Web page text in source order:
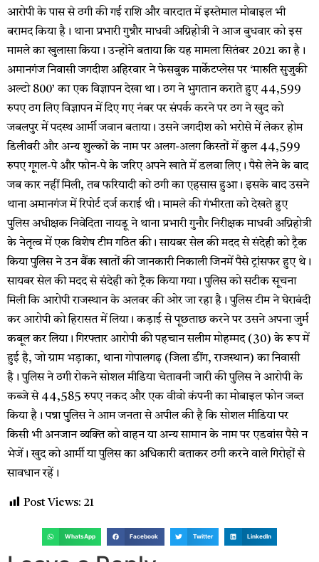
आरोपी के पास से ठगी की गई राशि और वारदात में इस्तेमाल मोबाइल भी
बरामद किया है। थाना प्रभारी गुन्नौर माधवी अग्निहोत्री ने आज बुधवार को इस
मामले का खुलासा किया। उन्होंने बताया कि यह मामला सितंबर 2021 का है।
अमानगंज निवासी जगदीश अहिरवार ने फेसबुक मार्केटप्लेस पर ‘मारुति सुजुकी
अल्टो 800’ का एक विज्ञापन देखा था। ठग ने भुगतान कराते हुए 44,599
रुपए ठग लिए विज्ञापन में दिए गए नंबर पर संपर्क करने पर ठग ने खुद को
जबलपुर में पदस्थ आर्मी जवान बताया। उसने जगदीश को भरोसे में लेकर होम
डिलीवरी और अन्य शुल्कों के नाम पर अलग-अलग किस्तों में कुल 44,599
रुपए गूगल-पे और फोन-पे के जरिए अपने खाते में डलवा लिए। पैसे लेने के बाद
जब कार नहीं मिली, तब फरियादी को ठगी का एहसास हुआ। इसके बाद उसने
थाना अमानगंज में रिपोर्ट दर्ज कराई थी। मामले की गंभीरता को देखते हुए
पुलिस अधीक्षक निवेदिता नायडू ने थाना प्रभारी गुनौर निरीक्षक माधवी अग्निहोत्री
के नेतृत्व में एक विशेष टीम गठित की। सायबर सेल की मदद से संदेही को ट्रैक
किया पुलिस ने उन बैंक खातों की जानकारी निकाली जिनमें पैसे ट्रांसफर हुए थे।
सायबर सेल की मदद से संदेही को ट्रैक किया गया। पुलिस को सटीक सूचना
मिली कि आरोपी राजस्थान के अलवर की ओर जा रहा है। पुलिस टीम ने घेराबंदी
कर आरोपी को हिरासत में लिया। कड़ाई से पूछताछ करने पर उसने अपना जुर्म
कबूल कर लिया। गिरफ्तार आरोपी की पहचान सलीम मोहम्मद (30) के रूप में
हुई है, जो ग्राम भड़ाका, थाना गोपालगढ़ (जिला डींग, राजस्थान) का निवासी
है। पुलिस ने ठगी रोकने सोशल मीडिया चेतावनी जारी की पुलिस ने आरोपी के
कब्जे से 44,585 रुपए नकद और एक वीवो कंपनी का मोबाइल फोन जब्त
किया है। पन्ना पुलिस ने आम जनता से अपील की है कि सोशल मीडिया पर
किसी भी अनजान व्यक्ति को वाहन या अन्य सामान के नाम पर एडवांस पैसे न
भेजें। खुद को आर्मी या पुलिस का अधिकारी बताकर ठगी करने वाले गिरोहों से
सावधान रहें।
Post Views: 21
WhatsApp Facebook Twitter LinkedIn